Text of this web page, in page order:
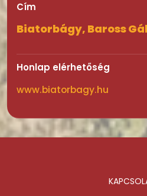
Cím
Biatorbágy, Baross
Honlap elérhetőség
www.biatorbagy.hu